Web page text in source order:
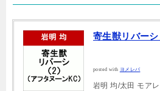
寄生獣リバーシ
posted with ヨメレバ
岩明 均/太田 モア